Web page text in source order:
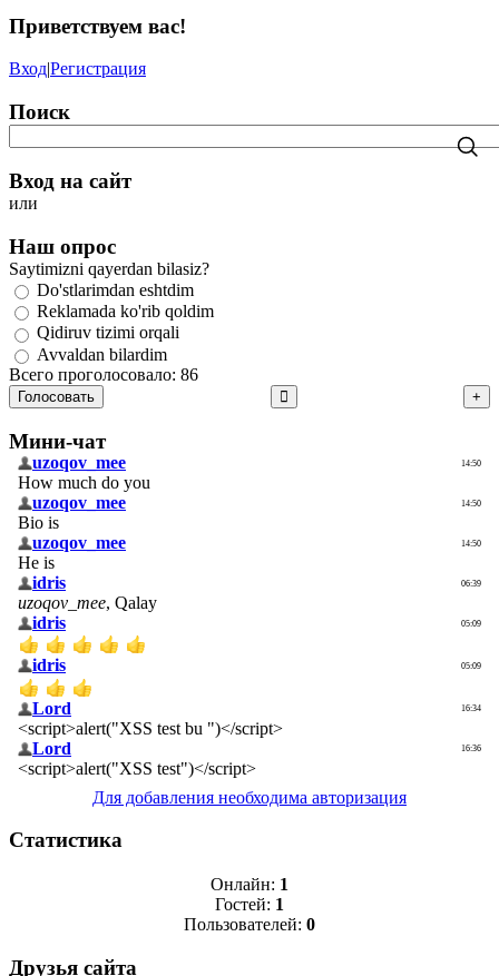
Приветствуем вас!
Вход|Регистрация
Поиск
Вход на сайт
или
Наш опрос
Saytimizni qayerdan bilasiz?
Do'stlarimdan eshtdim
Reklamada ko'rib qoldim
Qidiruv tizimi orqali
Avvaldan bilardim
Всего проголосовало: 86
Голосовать
Мини-чат
Для добавления необходима авторизация
Статистика
Онлайн: 1
Гостей: 1
Пользователей: 0
Друзья сайта